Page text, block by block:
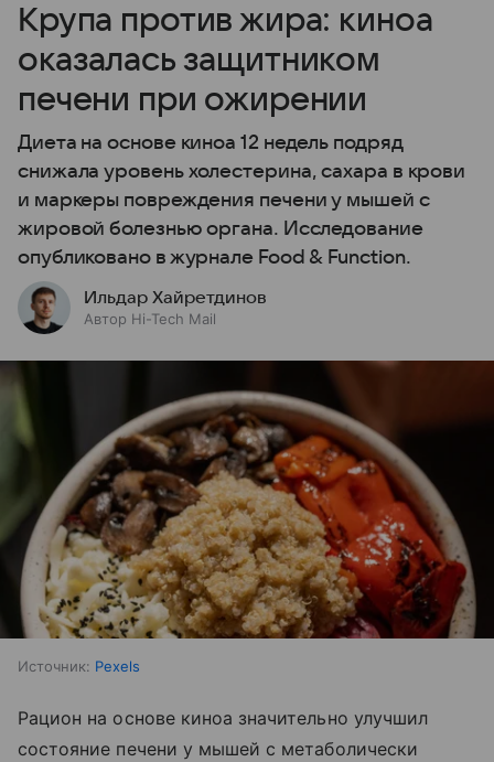
Крупа против жира: киноа
оказалась защитником
печени при ожирении
Диета на основе киноа 12 недель подряд
снижала уровень холестерина, сахара в крови
и маркеры повреждения печени у мышей с
жировой болезнью органа. Исследование
опубликовано в журнале Food & Function.
Ильдар Хайретдинов
Автор Hi-Tech Mail
Источник: Pexels
Рацион на основе киноа значительно улучшил
состояние печени у мышей с метаболически